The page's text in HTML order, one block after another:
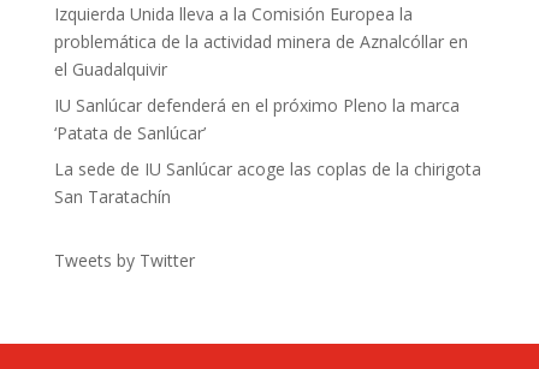
Izquierda Unida lleva a la Comisión Europea la
problemática de la actividad minera de Aznalcóllar en
el Guadalquivir
IU Sanlúcar defenderá en el próximo Pleno la marca
‘Patata de Sanlúcar’
La sede de IU Sanlúcar acoge las coplas de la chirigota
San Taratachín
Tweets by Twitter